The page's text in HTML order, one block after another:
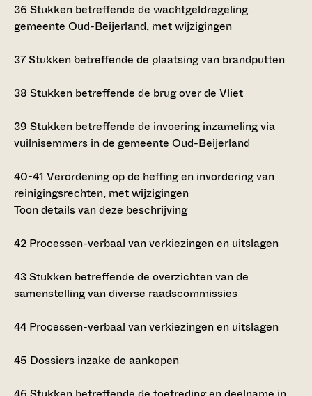
36 Stukken betreffende de wachtgeldregeling
gemeente Oud-Beijerland, met wijzigingen
37Stukken betreffende de plaatsing van brandputten
38 Stukken betreffende de brug over de Vliet
39 Stukken betreffende de invoering inzameling via
vuilnisemmers in de gemeente Oud-Beijerland
40-41 Verordening op de heffing en invordering van
reinigingsrechten, met wijzigingen
Toon details van deze beschrijving
42 Processen-verbaal van verkiezingen en uitslagen
43Stukken betreffende de overzichten van de
samenstelling van diverse raadscommissies
44 Processen-verbaal van verkiezingen en uitslagen
45 Dossiers inzake de aankopen